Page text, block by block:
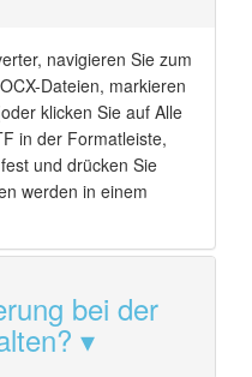
navigieren Sie zum
Dateien, markieren
klicken Sie auf Alle
in der Formatleiste,
und drücken Sie
werden in einem
bei der